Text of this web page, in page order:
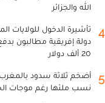
الله والجزائر
4
دولة إفريقية مطالبون
20 ألف دولار
5
أضخم ثلاثة سدود
نسب ملئها رغم موجات